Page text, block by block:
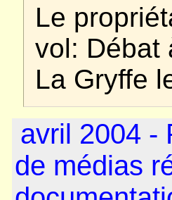
Le
vol: Débat
La Gryffe
avril 2004 -
de médias